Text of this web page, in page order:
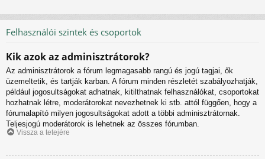
Felhasználói szintek és csoportok
Kik azok az adminisztrátorok?
Az adminisztrátorok a fórum legmagasabb rangú és jogú tagjai, ők
üzemeltetik, és tartják karban. A fórum minden részletét szabályozhatják,
például jogosultságokat adhatnak, kitilthatnak felhasználókat, csoportokat
hozhatnak létre, moderátorokat nevezhetnek ki stb. attól függően, hogy a
fórumalapító milyen jogosultságokat adott a többi adminisztrátornak.
Teljesjogú moderátorok is lehetnek az összes fórumban.
Vissza a tetejére